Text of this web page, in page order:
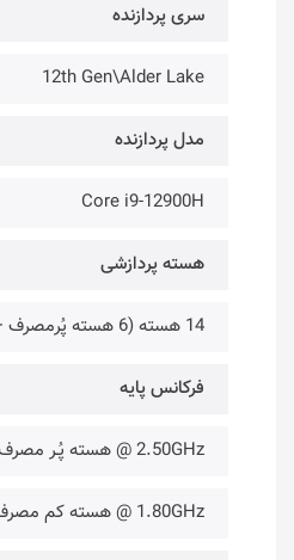
سری پردازنده
12th Gen\Alder Lake
مدل پردازنده
Core i9-12900H
هسته پردازشی
14 هسته (6 هسته پُرمصرف + 8 هسته کم مصرف)
فرکانس پایه
2.50GHz @ هسته پُـر مصرف
1.80GHz @ هسته کم مصرف